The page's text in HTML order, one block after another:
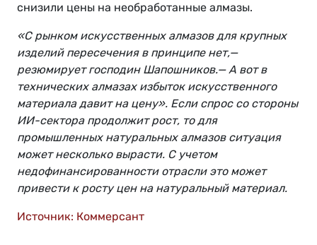
снизили цены на необработанные алмазы.
«С рынком искусственных алмазов для крупных
изделий пересечения в принципе нет,—
резюмирует господин Шапошников.— А вот в
технических алмазах избыток искусственного
материала давит на цену». Если спрос со стороны
ИИ-сектора продолжит рост, то для
промышленных натуральных алмазов ситуация
может несколько вырасти. С учетом
недофинансированности отрасли это может
привести к росту цен на натуральный материал.
Источник: Коммерсант